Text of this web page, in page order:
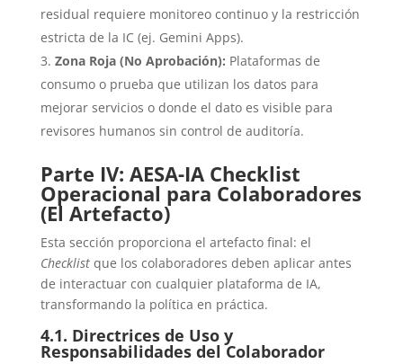
residual requiere monitoreo continuo y la restricción
estricta de la IC (ej. Gemini Apps).
Zona Roja (No Aprobación): Plataformas de
consumo o prueba que utilizan los datos para
mejorar servicios o donde el dato es visible para
revisores humanos sin control de auditoría.
Parte IV: AESA-IA Checklist
Operacional para Colaboradores
(El Artefacto)
Esta sección proporciona el artefacto final: el
Checklistque los colaboradores deben aplicar antes
de interactuar con cualquier plataforma de IA,
transformando la política en práctica.
4.1. Directrices de Uso y
Responsabilidades del Colaborador